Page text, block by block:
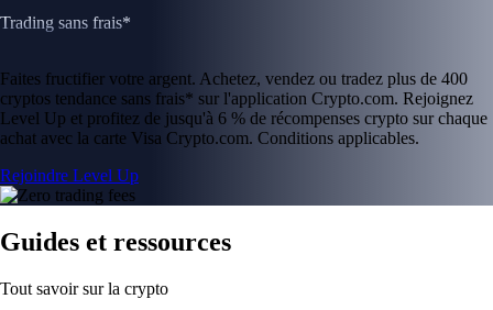
Trading sans frais*
Faites fructifier votre argent. Achetez, vendez ou tradez plus de 400
cryptos tendance sans frais* sur l'application Crypto.com. Rejoignez
Level Up et profitez de jusqu'à 6 % de récompenses crypto sur chaque
achat avec la carte Visa Crypto.com. Conditions applicables.
Rejoindre Level Up
Guides et ressources
Tout savoir sur la crypto